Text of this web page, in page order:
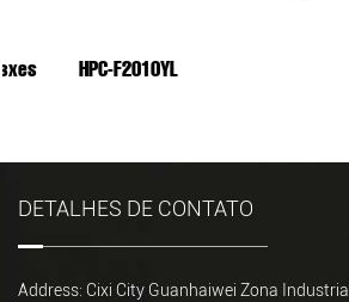
HPC-F2010YL
DETALHES DE CONTATO
Address: Cixi City Guanhaiwei Zona Industrial